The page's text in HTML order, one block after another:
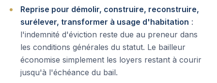
Reprise pour démolir, construire, reconstruire,
surélever, transformer à usage d'habitation :
l'indemnité d'éviction reste due au preneur dans
les conditions générales du statut. Le bailleur
économise simplement les loyers restant à courir
jusqu'à l'échéance du bail.